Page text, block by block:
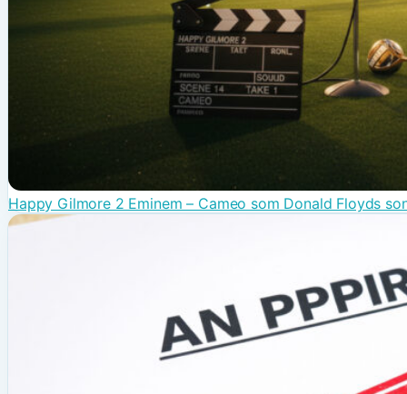
Happy Gilmore 2 Eminem – Cameo som Donald Floyds